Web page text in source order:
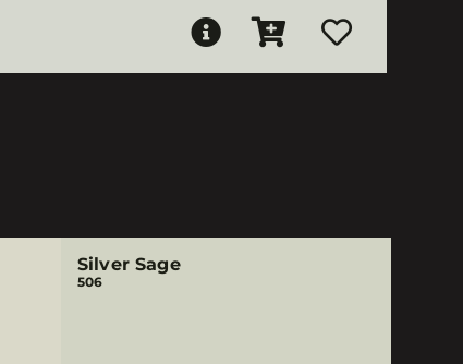
Silver Sage
506